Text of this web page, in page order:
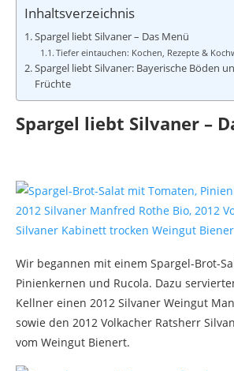
Inhaltsverzeichnis
Spargel liebt Silvaner – Das Menü
Tiefer eintauchen: Kochen, Rezepte &
Spargel liebt Silvaner: Bayerische Böden
Früchte
Spargel liebt Silvaner –
Wir begannen mit einem Spargel-Brot-
Pinienkernen und Rucola. Dazu
Kellner einen 2012 Silvaner Weingut
sowie den 2012 Volkacher Ratsherr
vom Weingut Bienert.